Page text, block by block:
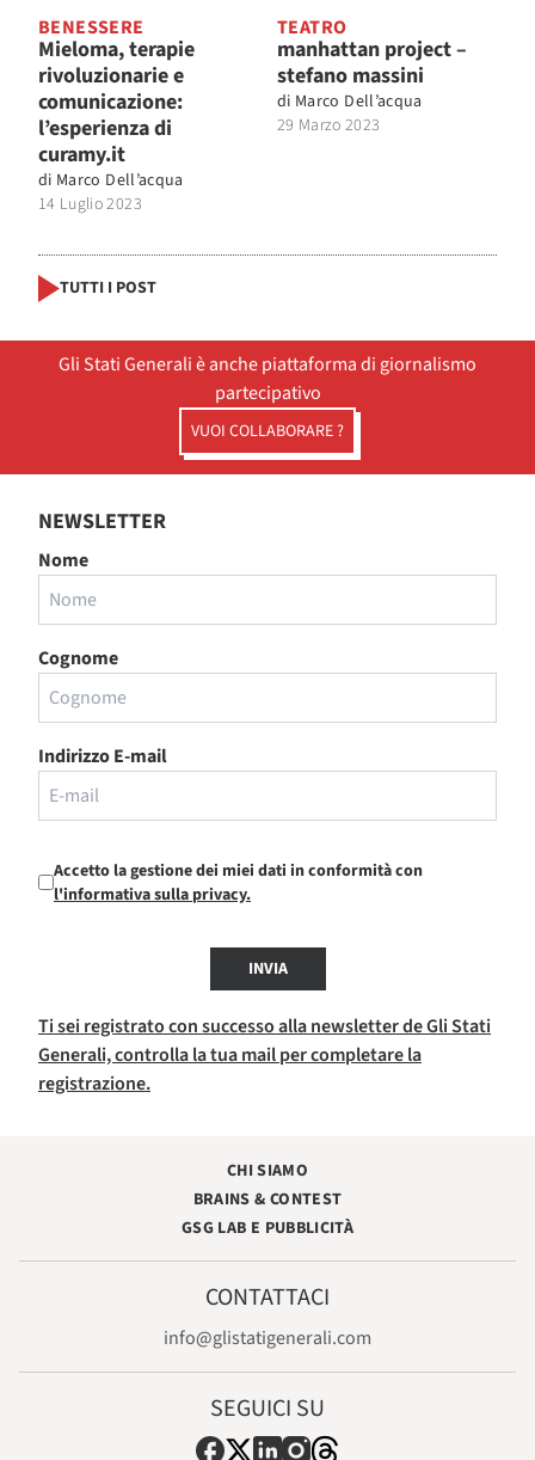
BENESSERE
Mieloma, terapie
rivoluzionarie e
comunicazione:
l’esperienza di
curamy.it
di Marco Dell’acqua
14 Luglio 2023
TEATRO
manhattan project –
stefano massini
di Marco Dell’acqua
29 Marzo 2023
TUTTI I POST
Gli Stati Generali è anche piattaforma di giornalismo
partecipativo
VUOI COLLABORARE ?
NEWSLETTER
Nome
Cognome
Indirizzo E-mail
Accetto la gestione dei miei dati in conformità con
l'informativa sulla privacy.
INVIA
Ti sei registrato con successo alla newsletter de Gli Stati
Generali, controlla la tua mail per completare la
registrazione.
CHI SIAMO
BRAINS & CONTEST
GSG LAB E PUBBLICITÀ
CONTATTACI
info@glistatigenerali.com
SEGUICI SU